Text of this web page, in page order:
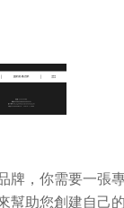
牌，你需要一張
幫助您創建自己